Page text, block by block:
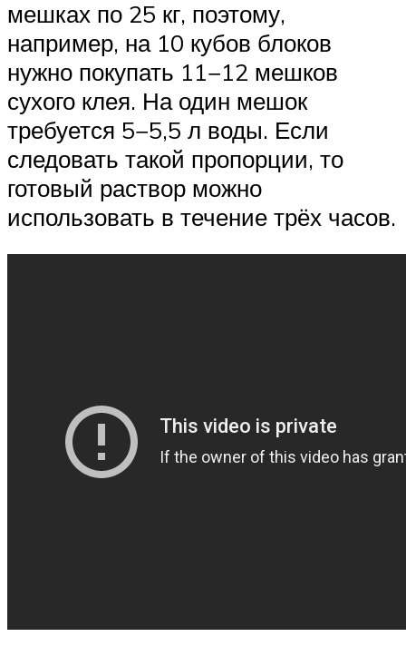
мешках по 25 кг, поэтому,
например, на 10 кубов блоков
нужно покупать 11−12 мешков
сухого клея. На один мешок
требуется 5−5,5 л воды. Если
следовать такой пропорции, то
готовый раствор можно
использовать в течение трёх часов.